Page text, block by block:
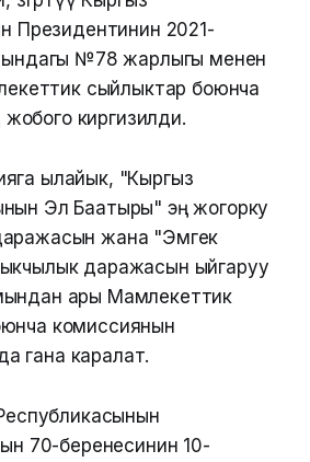
Президентинин 2021-
№78 жарлыгы менен
сыйлыктар боюнча
жобого киргизилди.
ылайык, "Кыргыз
Эл Баатыры" эң жогорку
жана "Эмгек
даражасын ыйгаруу
ары Мамлекеттик
комиссиянын
гана каралат.
70-беренесинин 10-